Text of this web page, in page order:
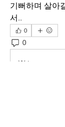
기뻐하며 살아
서..
0
0
Write a